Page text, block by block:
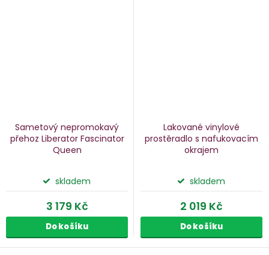
Sametový nepromokavý
přehoz Liberator Fascinator
Queen
skladem
3 179 Kč
Do košíku
Lakované vinylové
prostěradlo s nafukovacím
okrajem
skladem
2 019 Kč
Do košíku